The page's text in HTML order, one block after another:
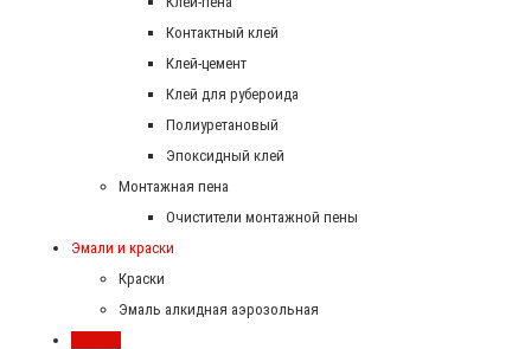
Контактный клей
Клей-цемент
Клей для рубероида
Полиуретановый
Эпоксидный клей
Монтажная пена
Очистители монтажной пены
Эмали и краски
Краски
Эмаль алкидная аэрозольная